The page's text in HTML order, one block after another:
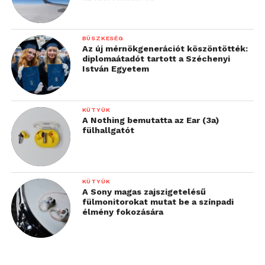
Szoftveresen kapunk még panoráma és HDR módot
is, illetve Full HD felbontású videókat is
készíthetünk, ha a telefon is úgy akarja. Nemcsak
saját, de mások által készített videókat is
megnézhetünk, az MKV formátumot is támogató
Video Player mellett pedig az n7player névre
BÜSZKESÉG
Az új mérnökgenerációt köszöntötték:
diplomaátadót tartott a Széchenyi
István Egyetem
KÜTYÜK
A Nothing bemutatta az Ear (3a)
fülhallgatót
KÜTYÜK
A Sony magas zajszigetelésű
fülmonitorokat mutat be a színpadi
élmény fokozására